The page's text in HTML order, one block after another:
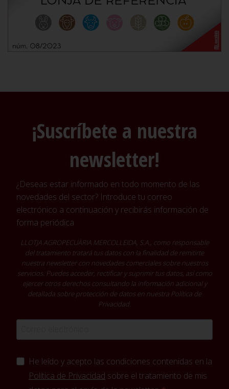
¡Suscríbete a nuestra
newsletter!
¿Deseas estar informado en todo momento de las
novedades del sector? Introduce tu correo
electrónico a continuación y recibirás información de
forma periódica
LLOTJA AGROPECUÀRIA MERCOLLEIDA, S.A., como responsable
del tratamiento tratará tus datos con la finalidad de remitirte
nuestra newsletter con novedades comerciales sobre nuestros
servicios. Puedes acceder, rectificar y suprimir tus datos, así como
ejercer otros derechos consultando la información adicional y
detallada sobre protección de datos en nuestra Política de
Privacidad.
He leído y acepto las condiciones contenidas en la
Política de Privacidad sobre el tratamiento de mis